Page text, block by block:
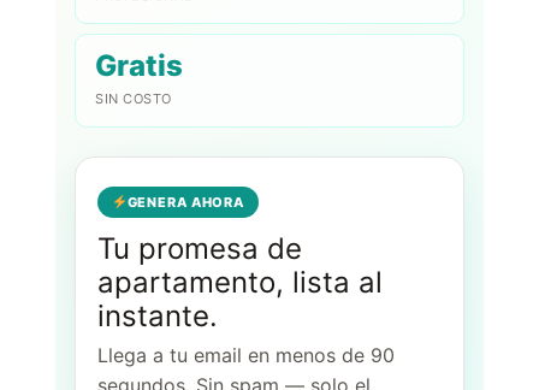
Gratis
SIN COSTO
GENERA AHORA
Tu promesa de
apartamento, lista al
instante.
Llega a tu email en menos de 90
segundos. Sin spam — solo el